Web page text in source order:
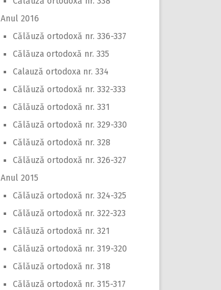
Anul 2016
Călăuză ortodoxă nr. 336-337
Călăuza ortodoxă nr. 335
Calauză ortodoxa nr. 334
Călăuză ortodoxă nr. 332-333
Călăuză ortodoxă nr. 331
Călăuză ortodoxă nr. 329-330
Călăuză ortodoxă nr. 328
Călăuză ortodoxă nr. 326-327
Anul 2015
Călăuză ortodoxă nr. 324-325
Călăuză ortodoxă nr. 322-323
Călăuză ortodoxă nr. 321
Călăuză ortodoxă nr. 319-320
Călăuză ortodoxă nr. 318
Călăuză ortodoxă nr. 315-317